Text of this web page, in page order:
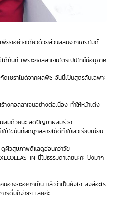
พียงอย่างเดียวด้วยส่วนผสมจากเซราไมด์
ได้ทันที เพราะคอลลาเจนไตรเปปไทน์มีอนุภาค
เซราไมด์จากผลพีช อันนี้เป็นสูตรลับเฉพาะ
างคอลลาเจนอย่างต่อเนื่อง ทำให้หน้าเต่ง
นผมด้วยนะ ลดปัญหาผผมร่วง
ห้ไขมันที่ผิดถูกสลายได้ดีทำให้ผิวเรียบเนียน
ผิวสุขภาพดีแลดูอ่อนกว่าวัย
นี่ไม่ธรรมดาเลยนะคะ ปังมาก
าจจะอยากเห็น แล้วว่าเป็นยังไง ผงสีอะไร
ารดื่มก็ง่ายๆ เลยค่ะ